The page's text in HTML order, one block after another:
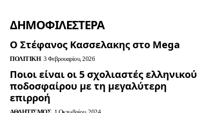
ΔΗΜΟΦΙΛΈΣΤΕΡΑ
Ο Στέφανος Κασσελακης στο Mega
ΠΟΛΙΤΙΚΉ 3 Φεβρουαρίου, 2026
Ποιοι είναι οι 5 σχολιαστές ελληνικού
ποδοσφαίρου με τη μεγαλύτερη
επιρροή